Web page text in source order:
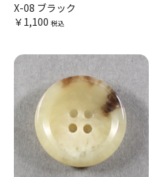
X-08 ブラック
￥1,100 税込